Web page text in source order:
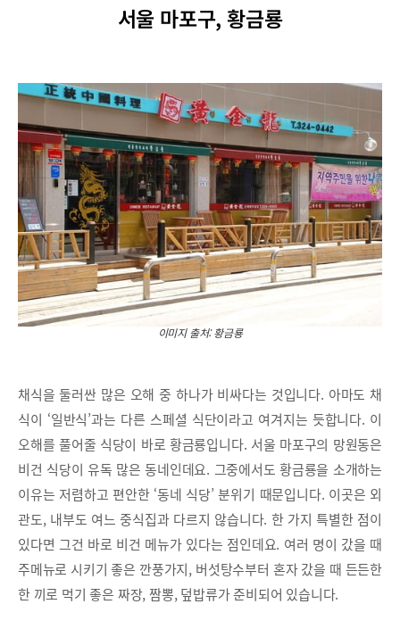
서울 마포구, 황금룡
이미지 출처: 황금룡
채식을 둘러싼 많은 오해 중 하나가 비싸다는 것입니다. 아마도 채
식이 ‘일반식’과는 다른 스페셜 식단이라고 여겨지는 듯합니다. 이
오해를 풀어줄 식당이 바로 황금룡입니다. 서울 마포구의 망원동은
비건 식당이 유독 많은 동네인데요. 그중에서도 황금룡을 소개하는
이유는 저렴하고 편안한 ‘동네 식당’ 분위기 때문입니다. 이곳은 외
관도, 내부도 여느 중식집과 다르지 않습니다. 한 가지 특별한 점이
있다면 그건 바로 비건 메뉴가 있다는 점인데요. 여러 명이 갔을 때
주메뉴로 시키기 좋은 깐풍가지, 버섯탕수부터 혼자 갔을 때 든든한
한 끼로 먹기 좋은 짜장, 짬뽕, 덮밥류가 준비되어 있습니다.